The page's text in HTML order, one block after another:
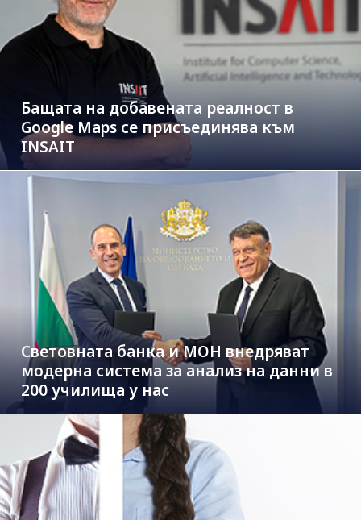
Бащата на добавената реалност в
Google Maps се присъединява към
INSAIT
Световната банка и МОН внедряват
модерна система за анализ на данни в
200 училища у нас